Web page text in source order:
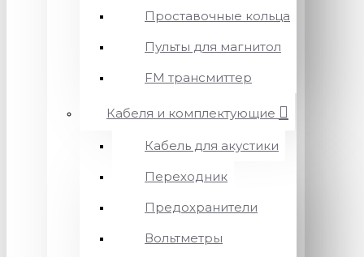
Проставочные кольца
Пульты для магнитол
FM трансмиттер
Кабеля и комплектующие
Кабель для акустики
Переходник
Предохранители
Вольтметры